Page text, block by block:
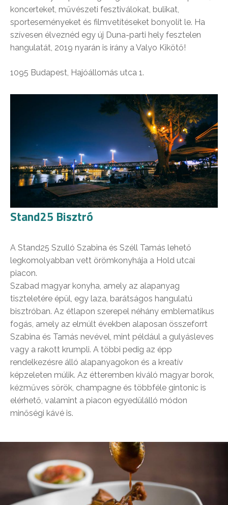
koncerteket, művészeti fesztiválokat, bulikat,
sporteseményeket és filmvetítéseket bonyolít le. Ha
szívesen élveznéd egy új Duna-parti hely fesztelen
hangulatát, 2019 nyarán is irány a Valyo Kikötő!
1095 Budapest, Hajóállomás utca 1.
Stand25 Bisztró
A Stand25 Szulló Szabina és Széll Tamás lehető
legkomolyabban vett örömkonyhája a Hold utcai
piacon.
Szabad magyar konyha, amely az alapanyag
tiszteletére épül, egy laza, barátságos hangulatú
bisztróban. Az étlapon szerepel néhány emblematikus
fogás, amely az elmúlt években alaposan összeforrt
Szabina és Tamás nevével, mint például a gulyásleves
vagy a rakott krumpli. A többi pedig az épp
rendelkezésre álló alapanyagokon és a kreatív
képzeleten múlik. Az étteremben kiváló magyar borok,
kézműves sörök, champagne és többféle gintonic is
elérhető, valamint a piacon egyedülálló módon
minőségi kávé is.